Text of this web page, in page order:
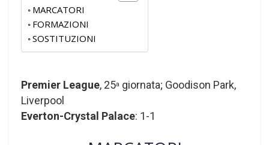
MARCATORI
FORMAZIONI
SOSTITUZIONI
Premier League, 25a giornata; Goodison Park,
Liverpool
Everton-Crystal Palace: 1-1